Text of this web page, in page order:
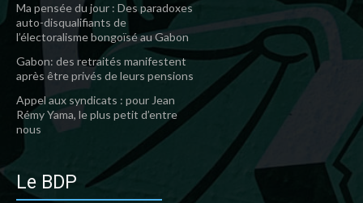
Ma pensée du jour : Des paradoxes
auto-disqualifiants de
l’électoralisme bongoïsé au Gabon
Gabon: des retraités manifestent
après être privés de leurs pensions
Appel aux syndicats : pour Jean
Rémy Yama, le plus petit d’entre
nous
Le BDP